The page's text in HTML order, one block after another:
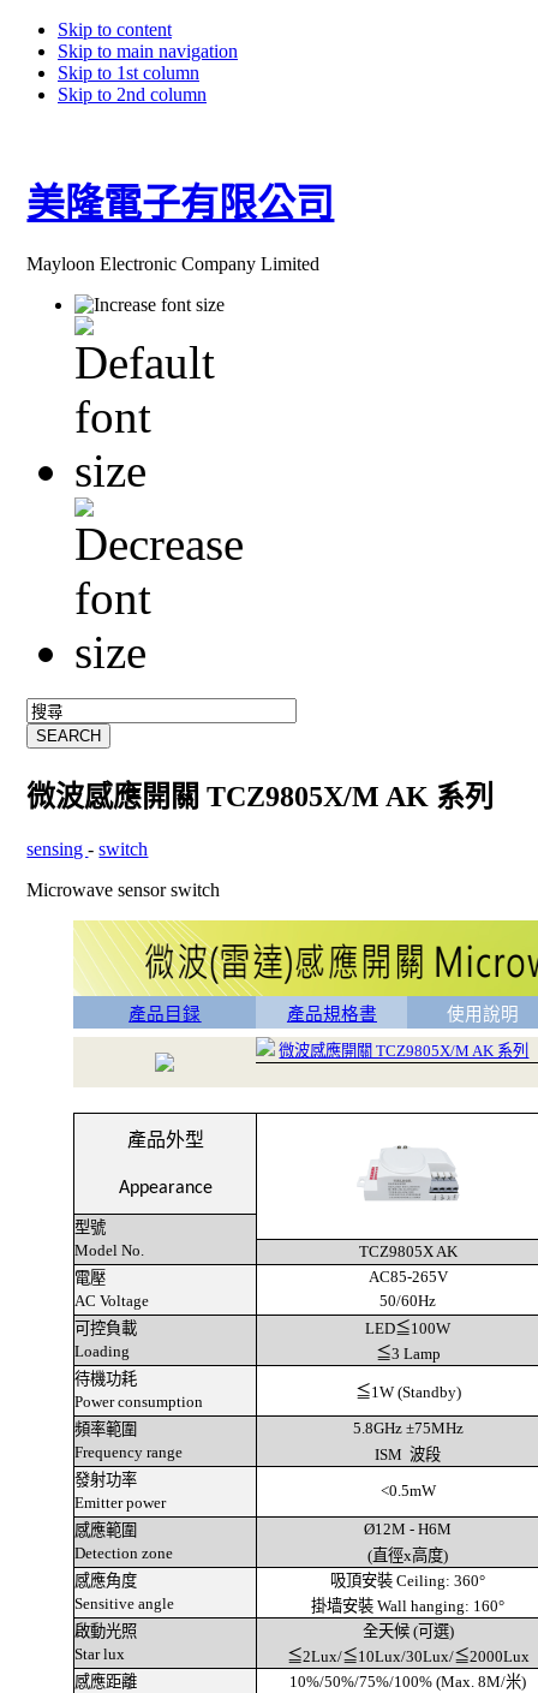
Skip to content
Skip to main navigation
Skip to 1st column
Skip to 2nd column
美隆電子有限公司
Mayloon Electronic Company Limited
微波感應開關 TCZ9805X/M AK 系列
sensing-switch
Microwave sensor switch
產品目録 產品規格書 使用說明
微波感應開關 TCZ9805X/M AK 系列
產品外型
Appearance
型號
Model No.
TCZ9805X AK
電壓
AC85-265V
AC Voltage
50/60Hz
可控負載
LED≦100W
Loading
≦3 Lamp
待機功耗
≦1W (Standby)
Power consumption
頻率範圍
5.8GHz ±75MHz
Frequency range
ISM 波段
發射功率
<0.5mW
Emitter power
感應範圍
Ø12M - H6M
Detection zone
(直徑x高度)
感應角度
吸頂安裝 Ceiling: 360°
Sensitive angle
掛墙安裝 Wall hanging: 160°
啟動光照
全天候 (可選)
Star lux
≦2Lux/≦10Lux/30Lux/≦2000Lux
感應距離
10%/50%/75%/100% (Max. 8M/米)